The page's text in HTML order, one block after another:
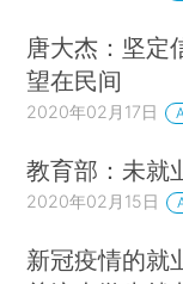
唐大杰：坚定
望在民间
2020年02月17日
教育部：未就
2020年02月15日
新冠疫情的就